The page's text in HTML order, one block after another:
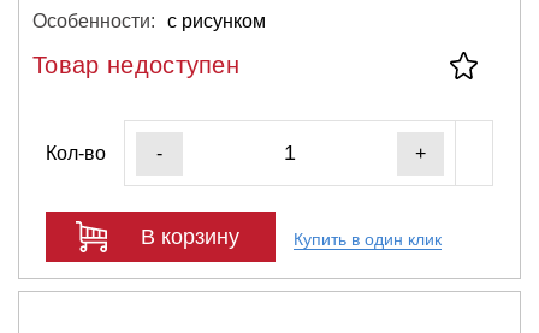
Особенности:
с рисунком
Товар недоступен
Кол-во - +
В корзину Купить в один клик